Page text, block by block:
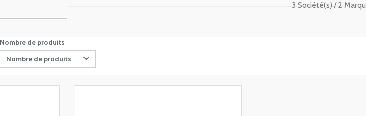
2
3 Société(s)
Nombre de produits
Nombre de produits